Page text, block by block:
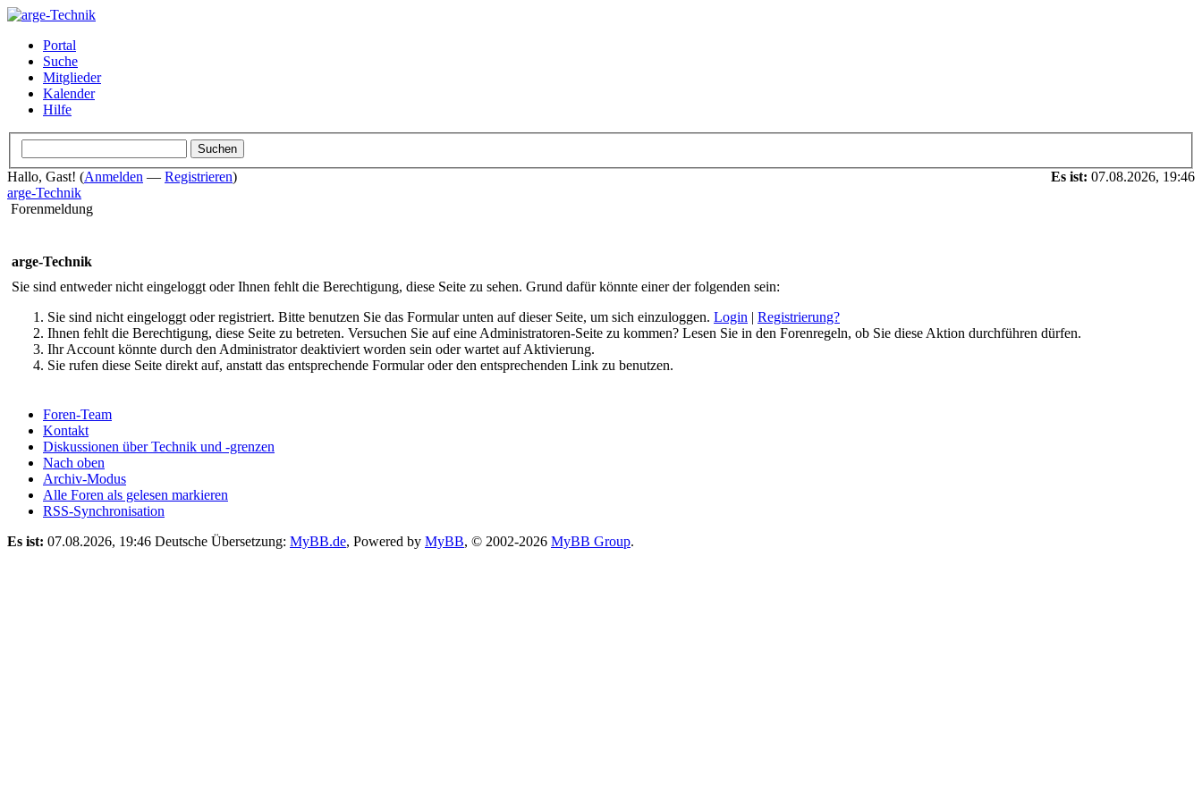
Portal
Suche
Mitglieder
Kalender
Hilfe
Es ist: 07.08.2026, 19:46
Hallo, Gast! (Anmelden — Registrieren)
arge-Technik
Forenmeldung
arge-Technik
Sie sind entweder nicht eingeloggt oder Ihnen fehlt die Berechtigung, diese Seite zu sehen. Grund dafür könnte einer der folgenden sein:
Sie sind nicht eingeloggt oder registriert. Bitte benutzen Sie das Formular unten auf dieser Seite, um sich einzuloggen. Login | Registrierung?
Ihnen fehlt die Berechtigung, diese Seite zu betreten. Versuchen Sie auf eine Administratoren-Seite zu kommen? Lesen Sie in den Forenregeln, ob Sie diese Aktion durchführen dürfen.
Ihr Account könnte durch den Administrator deaktiviert worden sein oder wartet auf Aktivierung.
Sie rufen diese Seite direkt auf, anstatt das entsprechende Formular oder den entsprechenden Link zu benutzen.
Foren-Team
Kontakt
Diskussionen über Technik und -grenzen
Nach oben
Archiv-Modus
Alle Foren als gelesen markieren
RSS-Synchronisation
Es ist: 07.08.2026, 19:46 Deutsche Übersetzung: MyBB.de, Powered by MyBB, © 2002-2026 MyBB Group.